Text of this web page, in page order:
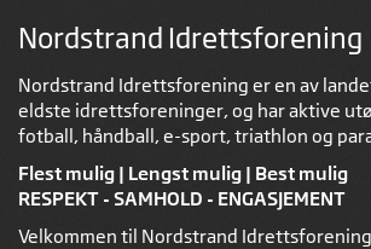
Nordstrand Idrettsforening
Nordstrand Idrettsforening er en av
eldste idrettsforeninger, og har aktive
fotball, håndball, e-sport, triathlon og
Flest mulig | Lengst mulig | Best mulig
RESPEKT - SAMHOLD - ENGASJEMENT
Velkommen til Nordstrand